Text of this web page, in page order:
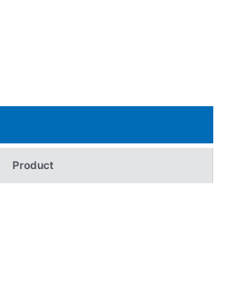
Product